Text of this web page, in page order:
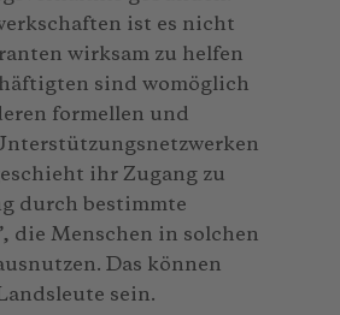
ist es nicht
wirksam zu helfen
sind womöglich
formellen und
ihr Zugang zu
durch bestimmte
die Menschen in solchen
Das können
sein.